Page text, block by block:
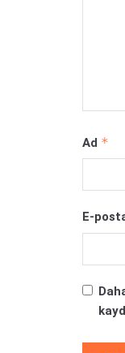
Ad *
E-